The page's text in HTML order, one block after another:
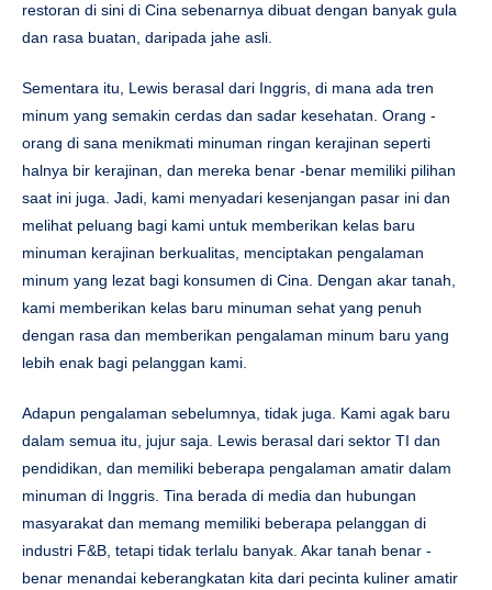
restoran di sini di Cina sebenarnya dibuat dengan banyak gula
dan rasa buatan, daripada jahe asli.
Sementara itu, Lewis berasal dari Inggris, di mana ada tren
minum yang semakin cerdas dan sadar kesehatan. Orang -
orang di sana menikmati minuman ringan kerajinan seperti
halnya bir kerajinan, dan mereka benar -benar memiliki pilihan
saat ini juga. Jadi, kami menyadari kesenjangan pasar ini dan
melihat peluang bagi kami untuk memberikan kelas baru
minuman kerajinan berkualitas, menciptakan pengalaman
minum yang lezat bagi konsumen di Cina. Dengan akar tanah,
kami memberikan kelas baru minuman sehat yang penuh
dengan rasa dan memberikan pengalaman minum baru yang
lebih enak bagi pelanggan kami.
Adapun pengalaman sebelumnya, tidak juga. Kami agak baru
dalam semua itu, jujur ​​saja. Lewis berasal dari sektor TI dan
pendidikan, dan memiliki beberapa pengalaman amatir dalam
minuman di Inggris. Tina berada di media dan hubungan
masyarakat dan memang memiliki beberapa pelanggan di
industri F&B, tetapi tidak terlalu banyak. Akar tanah benar -
benar menandai keberangkatan kita dari pecinta kuliner amatir